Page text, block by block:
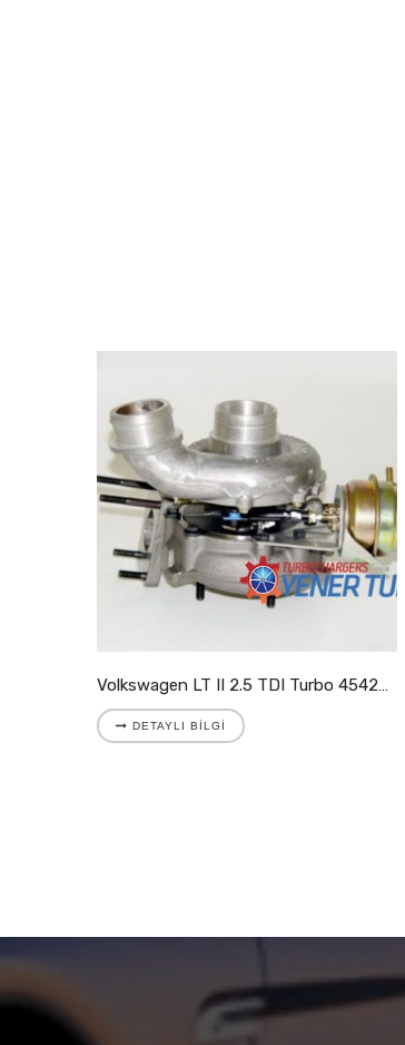
Volkswagen LT II 2.5 TDI Turbo 454205-9007S
DETAYLI BILGI